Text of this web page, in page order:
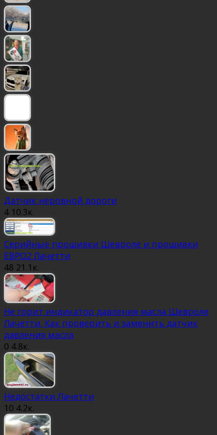
Датчик неровной дороги
4 10.3к.
Серийные прошивки Шевроле и прошивки
ЕВРО2 Лачетти
48 21.1к.
Не горит индикатор давления масла Шевроле
Лачетти. Как проверить и заменить датчик
давления масла
0 4.8к.
Недостатки Лачетти
10 4.2к.